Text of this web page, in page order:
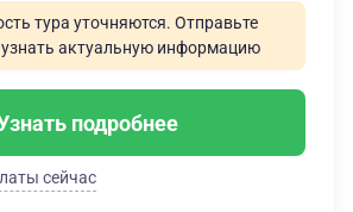
тура уточняются. Отправьте
актуальную информацию
подробнее
сейчас